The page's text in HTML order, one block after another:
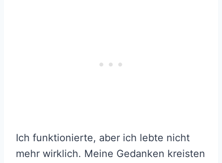
Ich funktionierte, aber ich lebte nicht
mehr wirklich. Meine Gedanken kreisten